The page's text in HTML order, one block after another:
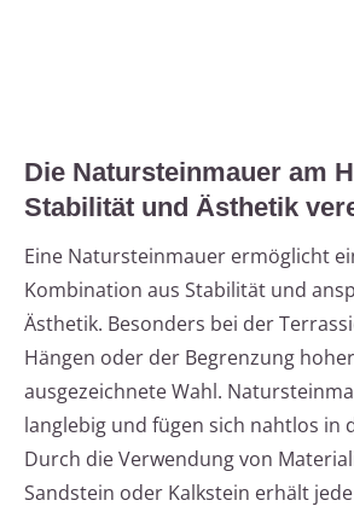
Die Natursteinmauer am
Stabilität und Ästhetik
Eine Natursteinmauer ermöglicht
Kombination aus Stabilität und
Ästhetik. Besonders bei der
Hängen oder der Begrenzung
ausgezeichnete Wahl.
langlebig und fügen sich nahtlos in
Durch die Verwendung von
Sandstein oder Kalkstein erhält